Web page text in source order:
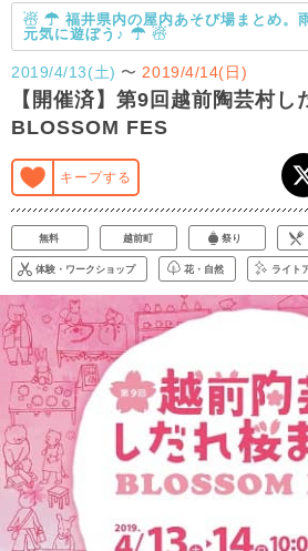
☃ ☂ 福井県内の屋内あそび場まとめ。
元気に遊ぼう♪ ☂ ☃
2019/4/13(土) 〜 2019/4/14(日)
【開催済】第9回越前陶芸村し
BLOSSOM FES
キープする
無料 越前町 祭り
体験・ワークショップ 花・自然 ライト